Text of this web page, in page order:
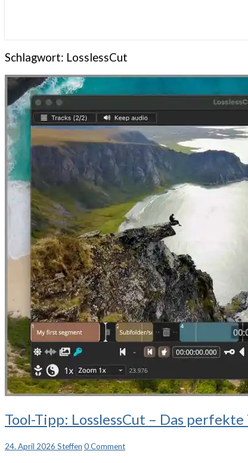
Schlagwort: LosslessCut
Tool-
Tipp:
–
Tool-Tipp: LosslessCut – Das
24. April 2026 Steffen Comments
0 Comment